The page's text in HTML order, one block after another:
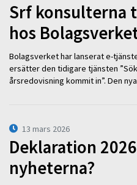
Srf konsulterna
hos
Bolagsverket har lanserat e-
ersätter den tidigare tjänsten
årsredovisning kommit in”. Den
13 mars 2026
Deklaration
nyheterna?